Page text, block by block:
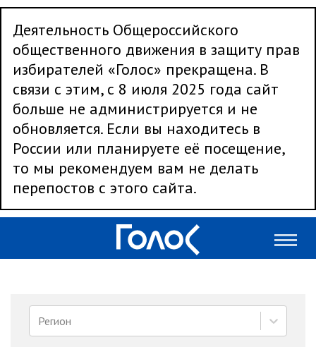
Деятельность Общероссийского
общественного движения в защиту прав
избирателей «Голос» прекращена. В
связи с этим, с 8 июля 2025 года сайт
больше не администрируется и не
обновляется. Если вы находитесь в
России или планируете её посещение,
то мы рекомендуем вам не делать
перепостов с этого сайта.
Регион